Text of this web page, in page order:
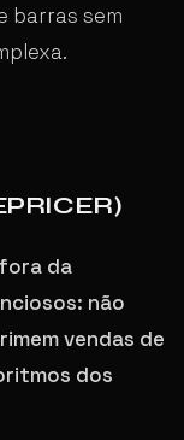
barras sem
da
não
vendas de
dos